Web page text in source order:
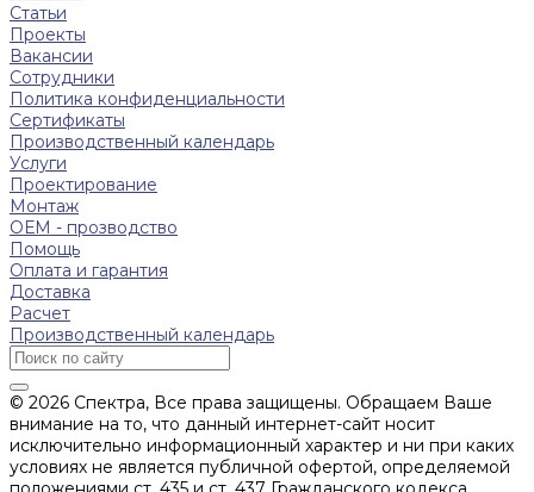
Статьи
Проекты
Вакансии
Сотрудники
Политика конфиденциальности
Сертификаты
Производственный календарь
Услуги
Проектирование
Монтаж
ОЕМ - прозводство
Помощь
Оплата и гарантия
Доставка
Расчет
Производственный календарь
© 2026 Спектра, Все права защищены. Обращаем Ваше
внимание на то, что данный интернет-сайт носит
исключительно информационный характер и ни при каких
условиях не является публичной офертой, определяемой